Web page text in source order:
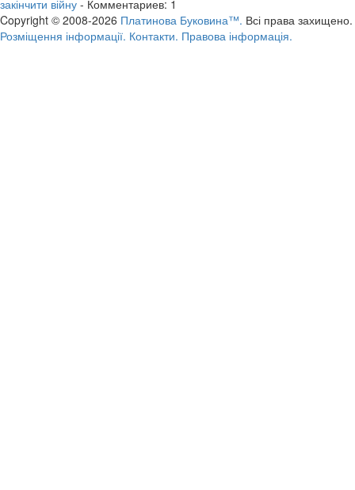
закінчити війну - Комментариев: 1
Copyright © 2008-2026 Платинова Буковина™. Всі права захищено.
Розміщення інформації. Контакти. Правова інформація.